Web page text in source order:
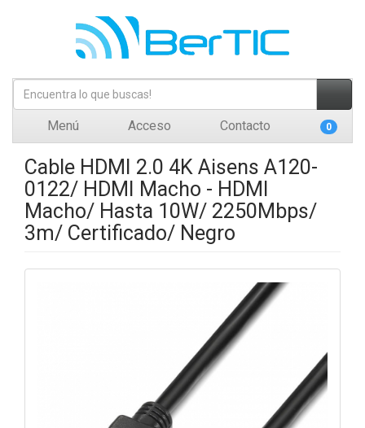
Menú Acceso Contacto 0
Cable HDMI 2.0 4K Aisens A120-
0122/ HDMI Macho - HDMI
Macho/ Hasta 10W/ 2250Mbps/
3m/ Certificado/ Negro